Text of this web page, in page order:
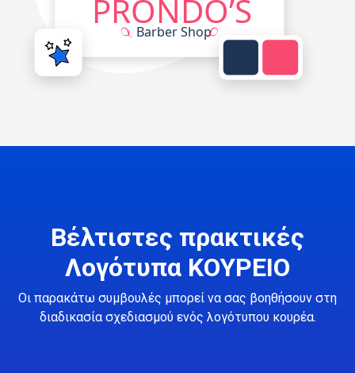
Βέλτιστες πρακτικές
Λογότυπα ΚΟΥΡΕΙΟ
Οι παρακάτω συμβουλές μπορεί να σας βοηθήσουν στη
διαδικασία σχεδιασμού ενός λογότυπου κουρέα.